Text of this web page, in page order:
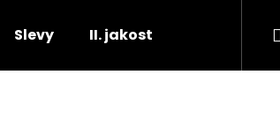
Slevy II. jakost